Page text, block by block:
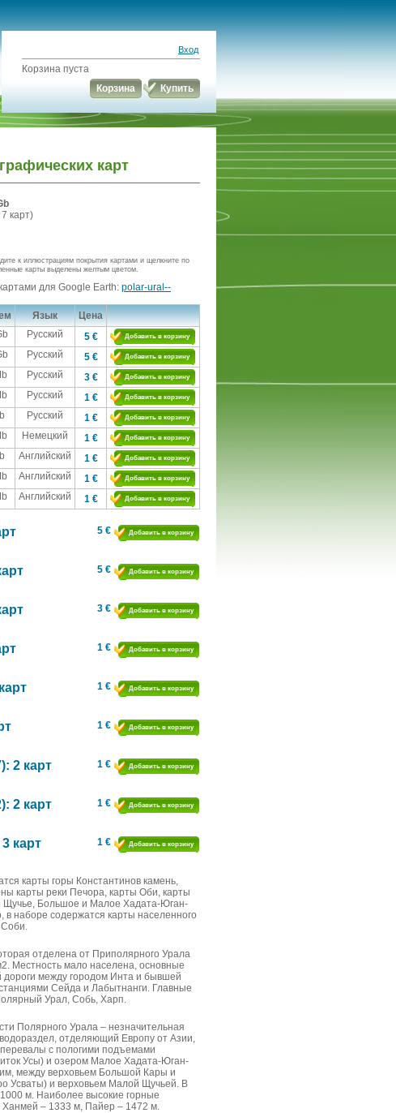
Вход
Корзина пуста
Корзина
Купить
карт
карт)
к иллюстрациям покрытия картами и щелкните по
карты выделены желтым цветом.
для Google Earth: polar-ural--
Язык
Цена
Русский 5 € Добавить в корзину
Русский 5 € Добавить в корзину
Русский 3 € Добавить в корзину
Русский 1 € Добавить в корзину
Русский 1 € Добавить в корзину
Немецкий 1 € Добавить в корзину
Английский 1 € Добавить в корзину
Английский 1 € Добавить в корзину
Английский 1 € Добавить в корзину
5 € Добавить в корзину
5 € Добавить в корзину
3 € Добавить в корзину
1 € Добавить в корзину
1 € Добавить в корзину
1 € Добавить в корзину
2 карт 1 € Добавить в корзину
2 карт 1 € Добавить в корзину
карт 1 € Добавить в корзину
карты горы Константинов камень,
карты реки Печора, карты Оби, карты
Щучье, Большое и Малое Хадата-Юган-
в наборе содержатся карты населенного
Соби.
отделена от Приполярного Урала
Местность мало населена, основные
между городом Инта и бывшей
Сейда и Лабытнанги. Главные
Урал, Собь, Харп.
Полярного Урала – незначительная
отделяющий Европу от Азии,
с пологими подъемами
Усы) и озером Малое Хадата-Юган-
между верховьем Большой Кары и
Усваты) и верховьем Малой Щучьей. В
м. Наиболее высокие горные
– 1333 м, Пайер – 1472 м.